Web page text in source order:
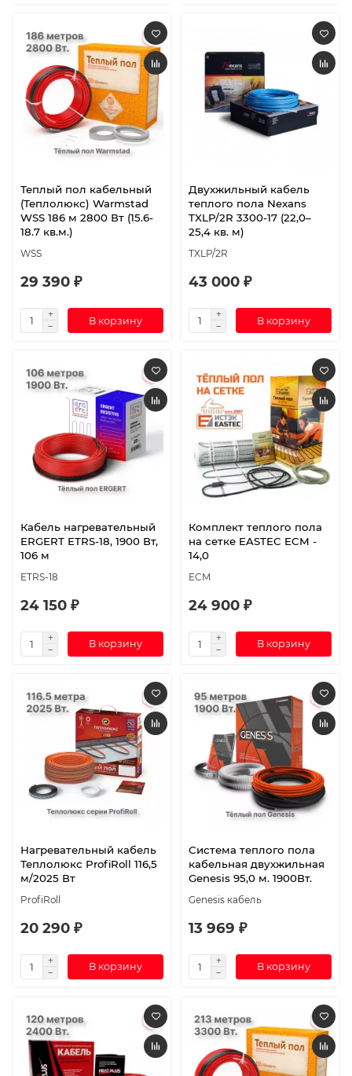
Теплый пол кабельный
(Теплолюкс) Warmstad
WSS 186 м 2800 Вт (15.6-
18.7 кв.м.)
WSS
29 390 ₽
В корзину
Двухжильный кабель
теплого пола Nexans
TXLP/2R 3300-17 (22,0–
25,4 кв. м)
TXLP/2R
43 000 ₽
В корзину
Кабель нагревательный
ERGERT ETRS-18, 1900 Вт,
106 м
ETRS-18
24 150 ₽
В корзину
Комплект теплого пола
на сетке EASTEC ECM -
14,0
ECM
24 900 ₽
В корзину
Нагревательный кабель
Теплолюкс ProfiRoll 116,5
м/2025 Вт
ProfiRoll
20 290 ₽
В корзину
Система теплого пола
кабельная двухжильная
Genesis 95,0 м. 1900Вт.
Genesis кабель
13 969 ₽
В корзину